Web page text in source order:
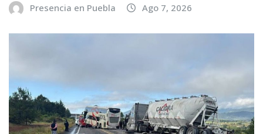
Presencia en Puebla Ago 7, 2026